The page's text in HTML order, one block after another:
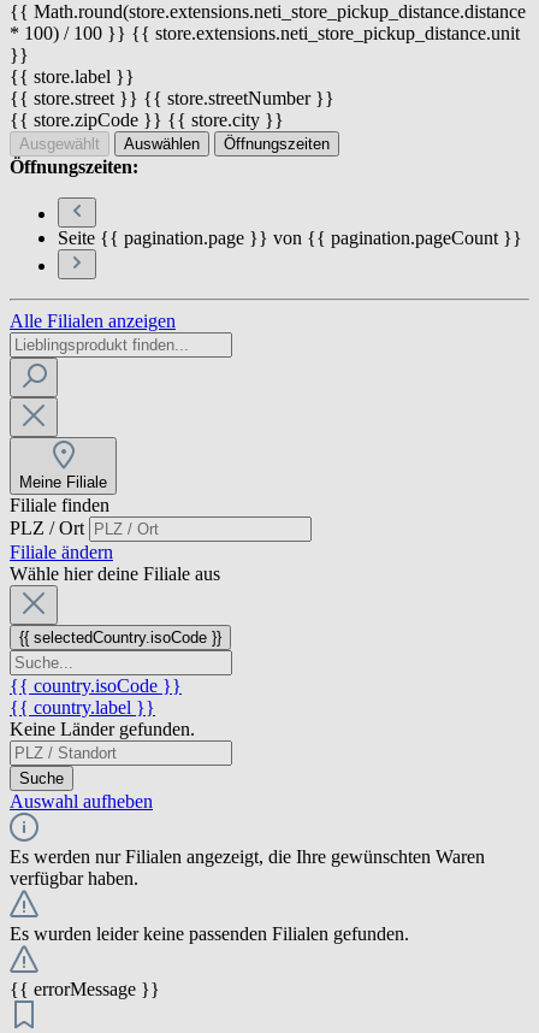
{{ Math.round(store.extensions.neti_store_pickup_distance.distance
* 100) / 100 }} {{ store.extensions.neti_store_pickup_distance.unit
}}
{{ store.label }}
{{ store.street }} {{ store.streetNumber }}
{{ store.zipCode }} {{ store.city }}
Ausgewählt Auswählen Öffnungszeiten
Öffnungszeiten:
Seite {{ pagination.page }} von {{ pagination.pageCount }}
Alle Filialen anzeigen
Meine Filiale
Filiale finden
PLZ / Ort
Filiale ändern
Wähle hier deine Filiale aus
{{ selectedCountry.isoCode }}
{{ country.isoCode }}
{{ country.label }}
Keine Länder gefunden.
Suche
Auswahl aufheben
Es werden nur Filialen angezeigt, die Ihre gewünschten Waren
verfügbar haben.
Es wurden leider keine passenden Filialen gefunden.
{{ errorMessage }}